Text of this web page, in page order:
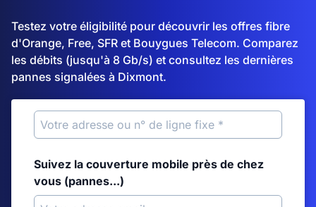
Testez votre éligibilité pour découvrir les offres fibre
d'Orange, Free, SFR et Bouygues Telecom. Comparez
les débits (jusqu'à 8 Gb/s) et consultez les dernières
pannes signalées à Dixmont.
Suivez la couverture mobile près de chez
vous (pannes...)